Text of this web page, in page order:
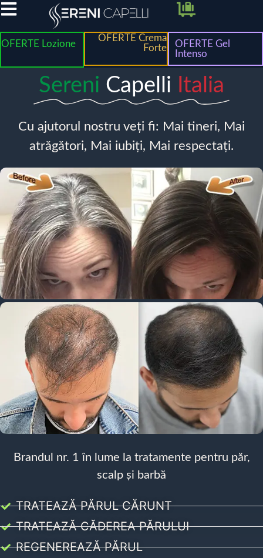
OFERTE Lozione
OFERTE Crema
Forte
OFERTE Gel
Intenso
Sereni Capelli Italia
Cu ajutorul nostru veți fi: Mai tineri, Mai
atrăgători, Mai iubiți, Mai respectați.
Brandul nr. 1 în lume la tratamente pentru păr,
scalp și barbă
TRATEAZĂ PĂRUL CĂRUNT
TRATEAZĂ CĂDEREA PĂRULUI
REGENEREAZĂ PĂRUL